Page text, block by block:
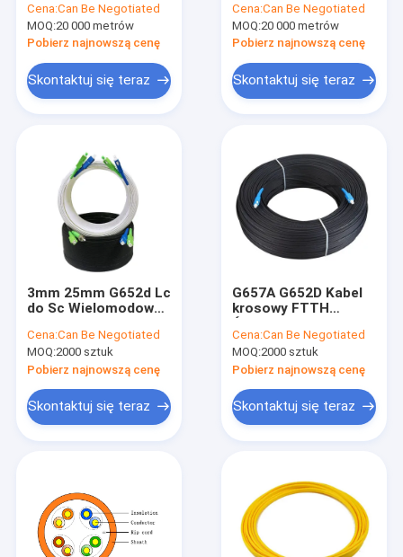
Dom
Produkty
2-rdzeniowy 4-
rdzeniowy 8-żyłowy
kabel światłowodowy
Cena:Can Be Negotiated
MOQ:20 000 metrów
Pobierz najnowszą cenę
Skontaktuj się teraz
FTTH Jednomodowy
zbrojony włókno
Cena:Can Be Negotiated
MOQ:20 000 metrów
Pobierz najnowszą cenę
Skontaktuj się teraz
3mm 25mm G652d Lc
do Sc Wielomodowy
światłowodowy Sc
Upc
Cena:Can Be Negotiated
MOQ:2000 sztuk
Pobierz najnowszą cenę
Skontaktuj się teraz
G657A G652D Kabel
krosowy FTTH
krosowy APC Sc
Cena:Can Be Negotiated
MOQ:2000 sztuk
Pobierz najnowszą cenę
Skontaktuj się teraz